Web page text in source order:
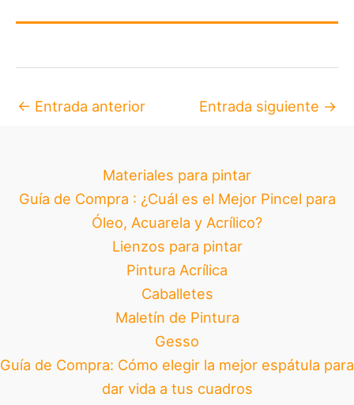
← Entrada anterior Entrada siguiente →
Materiales para pintar
Guía de Compra : ¿Cuál es el Mejor Pincel para
Óleo, Acuarela y Acrílico?
Lienzos para pintar
Pintura Acrílica
Caballetes
Maletín de Pintura
Gesso
Guía de Compra: Cómo elegir la mejor espátula para
dar vida a tus cuadros